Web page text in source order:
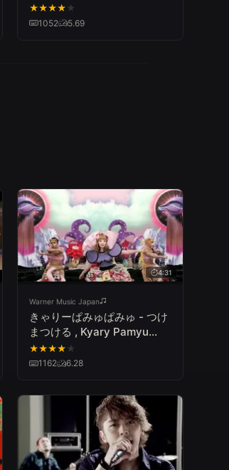
★★★★ ★
1052
5.69
4:31
Warner Music Japan
きゃりーぱみゅぱみゅ - つけ
まつける , Kyary Pamyu
Pamyu - Tsukematsukeru
★★★★ ★
1162
6.28